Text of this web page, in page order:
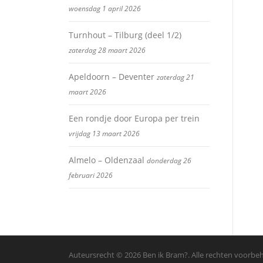
woensdag 1 april 2026
Turnhout – Tilburg (deel 1/2)
zaterdag 28 maart 2026
Apeldoorn – Deventer zaterdag 21
maart 2026
Een rondje door Europa per trein
vrijdag 13 maart 2026
Almelo – Oldenzaal donderdag 26
februari 2026
Auteursrecht © 2026 Ben ik Bram?. Alle rechten